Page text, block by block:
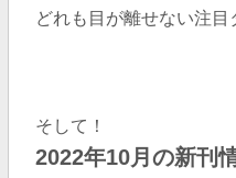
どれも目が離せない注
そして！
2022年10月の新刊